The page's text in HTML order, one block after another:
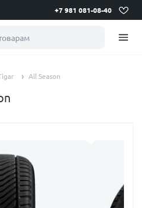
+7 981 081-08-40
All Season